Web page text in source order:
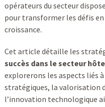
opérateurs du secteur
pour transformer les défis
croissance.
Cet article détaille les
succès dans le secteur
explorerons les aspects liés
stratégiques, la valorisation
l’innovation technologique